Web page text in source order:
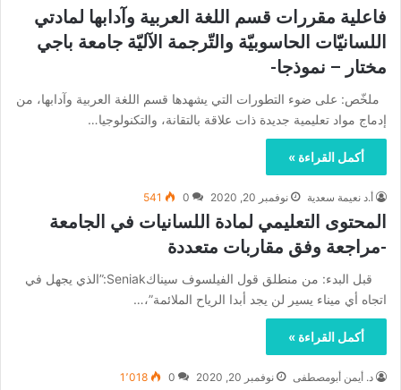
فاعلية مقررات قسم اللغة العربية وآدابها لمادتي
اللسانيّات الحاسوبيّة والتّرجمة الآليّة جامعة باجي
مختار – نموذجا-
ملخّص: على ضوء التطورات التي يشهدها قسم اللغة العربية وآدابها، من
إدماج مواد تعليمية جديدة ذات علاقة بالتقانة، والتكنولوجيا…
أكمل القراءة »
أ.د نعيمة سعدية نوفمبر 20, 2020 0
541
المحتوى التعليمي لمادة اللسانيات في الجامعة
-مراجعة وفق مقاربات متعددة
قبل البدء: من منطلق قول الفيلسوف سيناكSeniak:”الذي يجهل في
اتجاه أي ميناء يسير لن يجد أبدا الرياح الملائمة”،…
أكمل القراءة »
د. أيمن أبومصطفى نوفمبر 20, 2020 0 1٬018